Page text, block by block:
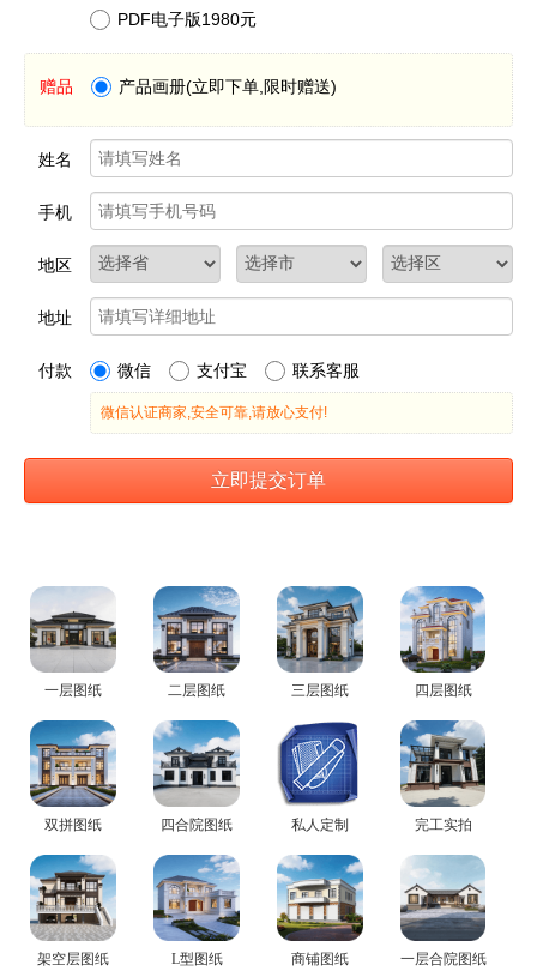
一层图纸 二层图纸 三层图纸 四层图纸
双拼图纸 四合院图纸 私人定制 完工实拍
架空层图纸 L型图纸 商铺图纸 一层合院图纸